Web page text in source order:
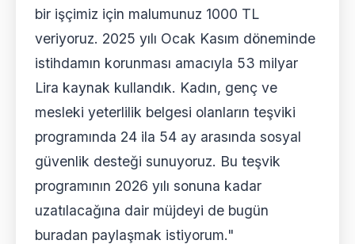
bir işçimiz için malumunuz 1000 TL
veriyoruz. 2025 yılı Ocak Kasım döneminde
istihdamın korunması amacıyla 53 milyar
Lira kaynak kullandık. Kadın, genç ve
mesleki yeterlilik belgesi olanların teşviki
programında 24 ila 54 ay arasında sosyal
güvenlik desteği sunuyoruz. Bu teşvik
programının 2026 yılı sonuna kadar
uzatılacağına dair müjdeyi de bugün
buradan paylaşmak istiyorum."